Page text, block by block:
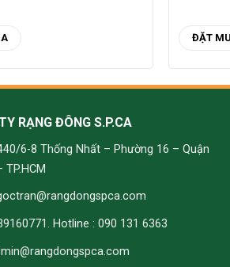
ĐẶT
RẠNG ĐÔNG S.P.CA
6-8 Thống Nhất – Phường 16 – Quận
TP.HCM
Hotline : 090 131 6363